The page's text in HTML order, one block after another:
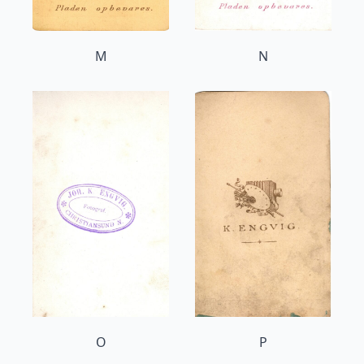
M N
O P